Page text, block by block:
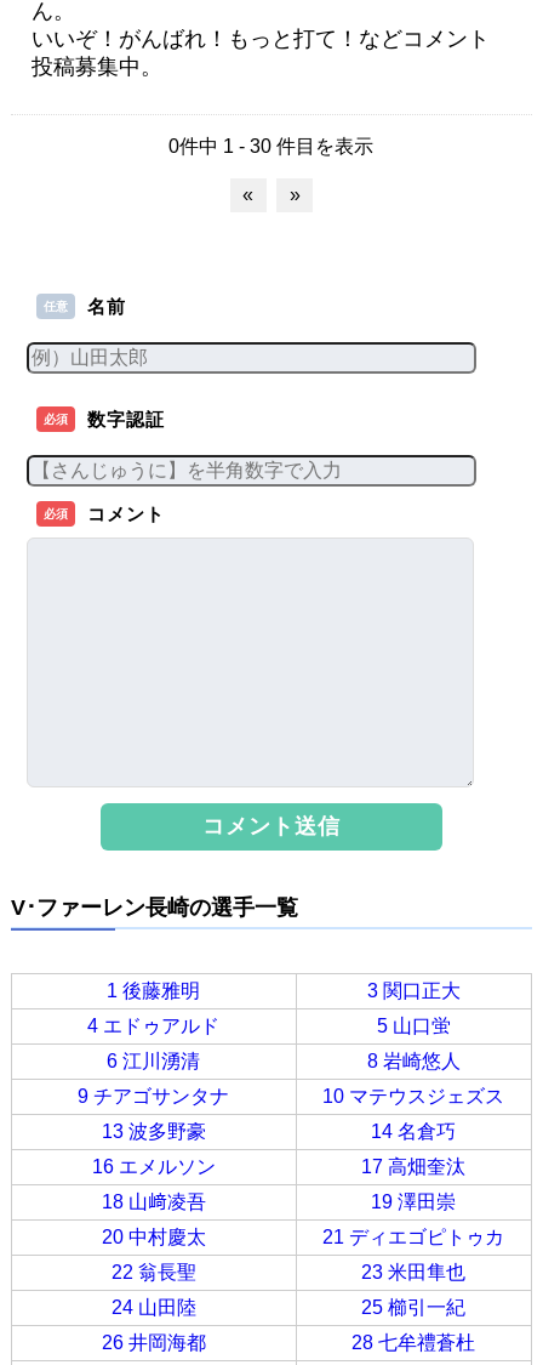
ん。
いいぞ！がんばれ！もっと打て！などコメント
投稿募集中。
0件中 1 - 30 件目を表示
« »
任意 名前
必須 数字認証
必須 コメント
V･ファーレン長崎の選手一覧
1 後藤雅明
3 関口正大
4 エドゥアルド
5 山口蛍
6 江川湧清
8 岩崎悠人
9 チアゴサンタナ
10 マテウスジェズス
13 波多野豪
14 名倉巧
16 エメルソン
17 高畑奎汰
18 山﨑凌吾
19 澤田崇
20 中村慶太
21 ディエゴピトゥカ
22 翁長聖
23 米田隼也
24 山田陸
25 櫛引一紀
26 井岡海都
28 七牟禮蒼杜